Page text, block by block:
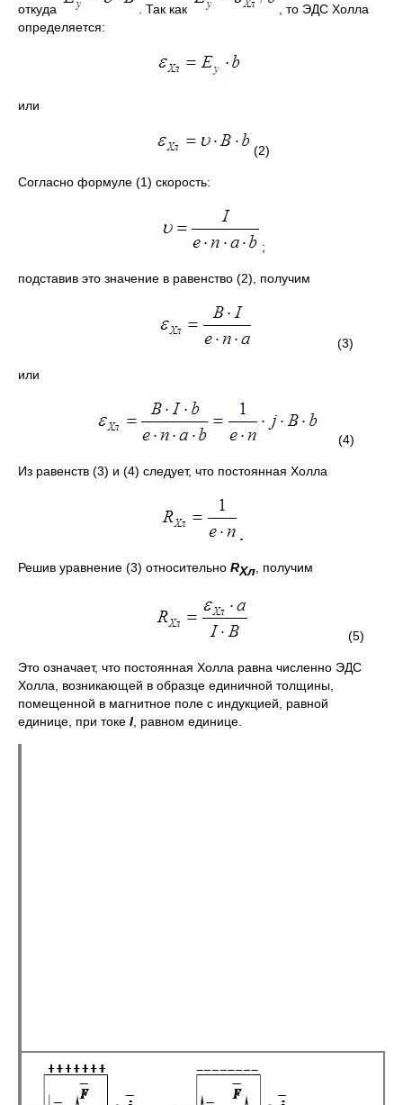
откуда . Так как
, то ЭДС Холла
определяется:
или
(2)
Согласно формуле (1) скорость:
;
подставив это значение в равенство (2), получим
(3)
или
(4)
Из равенств (3) и (4) следует, что постоянная Холла
.
Решив уравнение (3) относительно RХл , получим
(5)
Это означает, что постоянная Холла равна численно ЭДС
Холла, возникающей в образце единичной толщины,
помещенной в магнитное поле с индукцией, равной
единице, при токе I, равном единице.